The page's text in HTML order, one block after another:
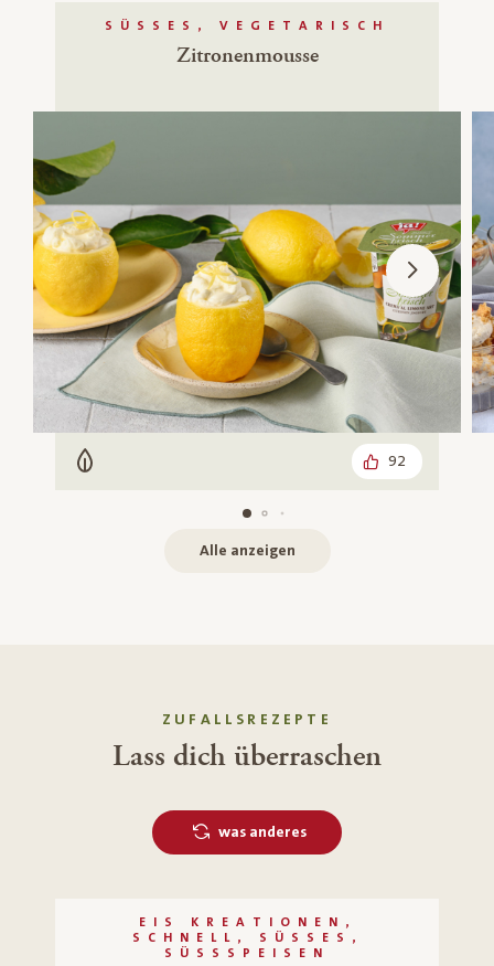
SÜSSES, VEGETARISCH
Zitronenmousse
Vegetarisch 92
Alle anzeigen
ZUFALLSREZEPTE
Lass dich überraschen
was anderes
EIS KREATIONEN,
SCHNELL, SÜSSES, S
ÜSSSPEISEN